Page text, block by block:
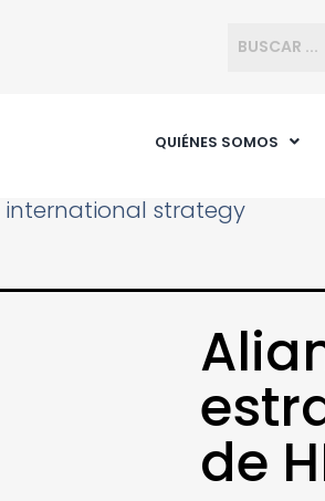
QUIÉNES SOMOS
international strategy
de